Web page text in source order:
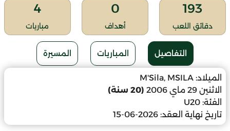
193
دقائق اللعب
0
أهداف
4
مباريات
التفاصيل المباريات المسيرة
الميلاد: M'Sila, MSILA
الاثنين 29 ماي 2006
(20 سنة)
الفئة: U20
تاريخ نهاية العقد: 2026-06-15